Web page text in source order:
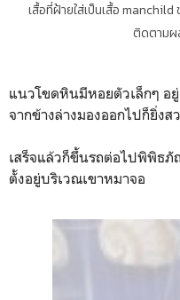
เสื้อที่ฝ้ายใส่เป็นเสื้อ
ติดตามผ
แนวโขดหินมีหอยตัวเล็กๆ อ
จากข้างล่างมองออกไปก็ยิ่งส
เสร็จแล้วก็ขึ้นรถต่อไปพิพิธภั
ตั้งอยู่บริเวณเขาหมาจอ